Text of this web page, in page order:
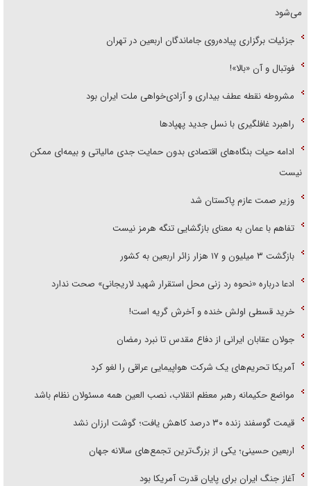
می‌شود
جزئیات برگزاری پیاده‌روی جاماندگان اربعین در تهران
فوتبال و آن «بالا»!
مشروطه نقطه عطف بیداری و آزادی‌خواهی ملت ایران بود
راهبرد غافلگیری با نسل جدید پهپاد‌ها
ادامه حیات بنگاه‌های اقتصادی بدون حمایت جدی مالیاتی و بیمه‌ای ممکن
نیست
وزیر صمت عازم پاکستان شد
تفاهم با عمان به معنای بازگشایی تنگه هرمز نیست
بازگشت ۳ میلیون و ۱۷ هزار زائر اربعین به کشور
ادعا درباره «نحوه رد زنی محل استقرار شهید لاریجانی» صحت ندارد
خرید قسطی اولش خنده و آخرش گریه است!
جولان عقابان ایرانی از دفاع مقدس تا نبرد رمضان
آمریکا تحریم‌های یک شرکت هواپیمایی عراقی را لغو کرد
مواضع حکیمانه رهبر معظم انقلاب، نصب العین همه مسئولان نظام باشد
قیمت گوسفند زنده ۳۰ درصد کاهش یافت؛ گوشت ارزان نشد
اربعین حسینی؛ یکی از بزرگ‌ترین تجمع‌های سالانه جهان
آغاز جنگ ایران برای پایان قدرت آمریکا بود